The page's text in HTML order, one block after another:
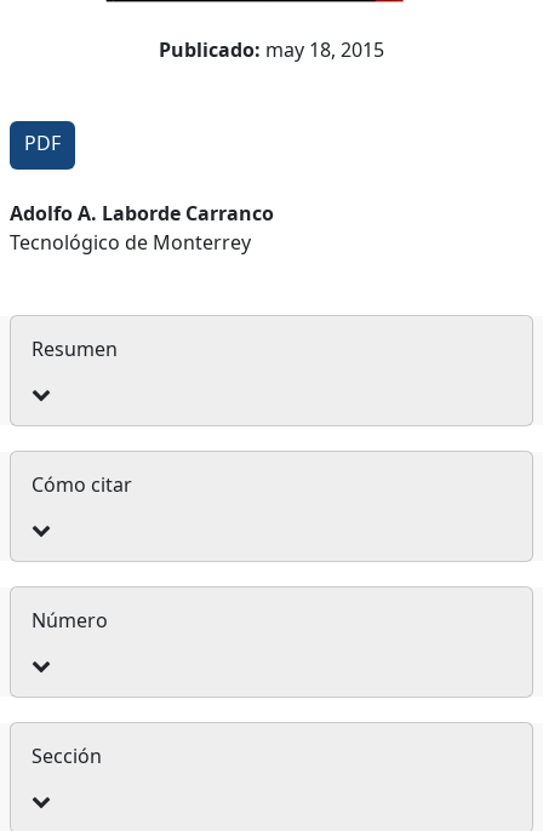
Publicado: may 18, 2015
PDF
Contenido
principal
artículo
Adolfo A. Laborde Carranco
Tecnológico de Monterrey
Resumen
Detalles
del
artículo
Cómo citar
Número
Sección